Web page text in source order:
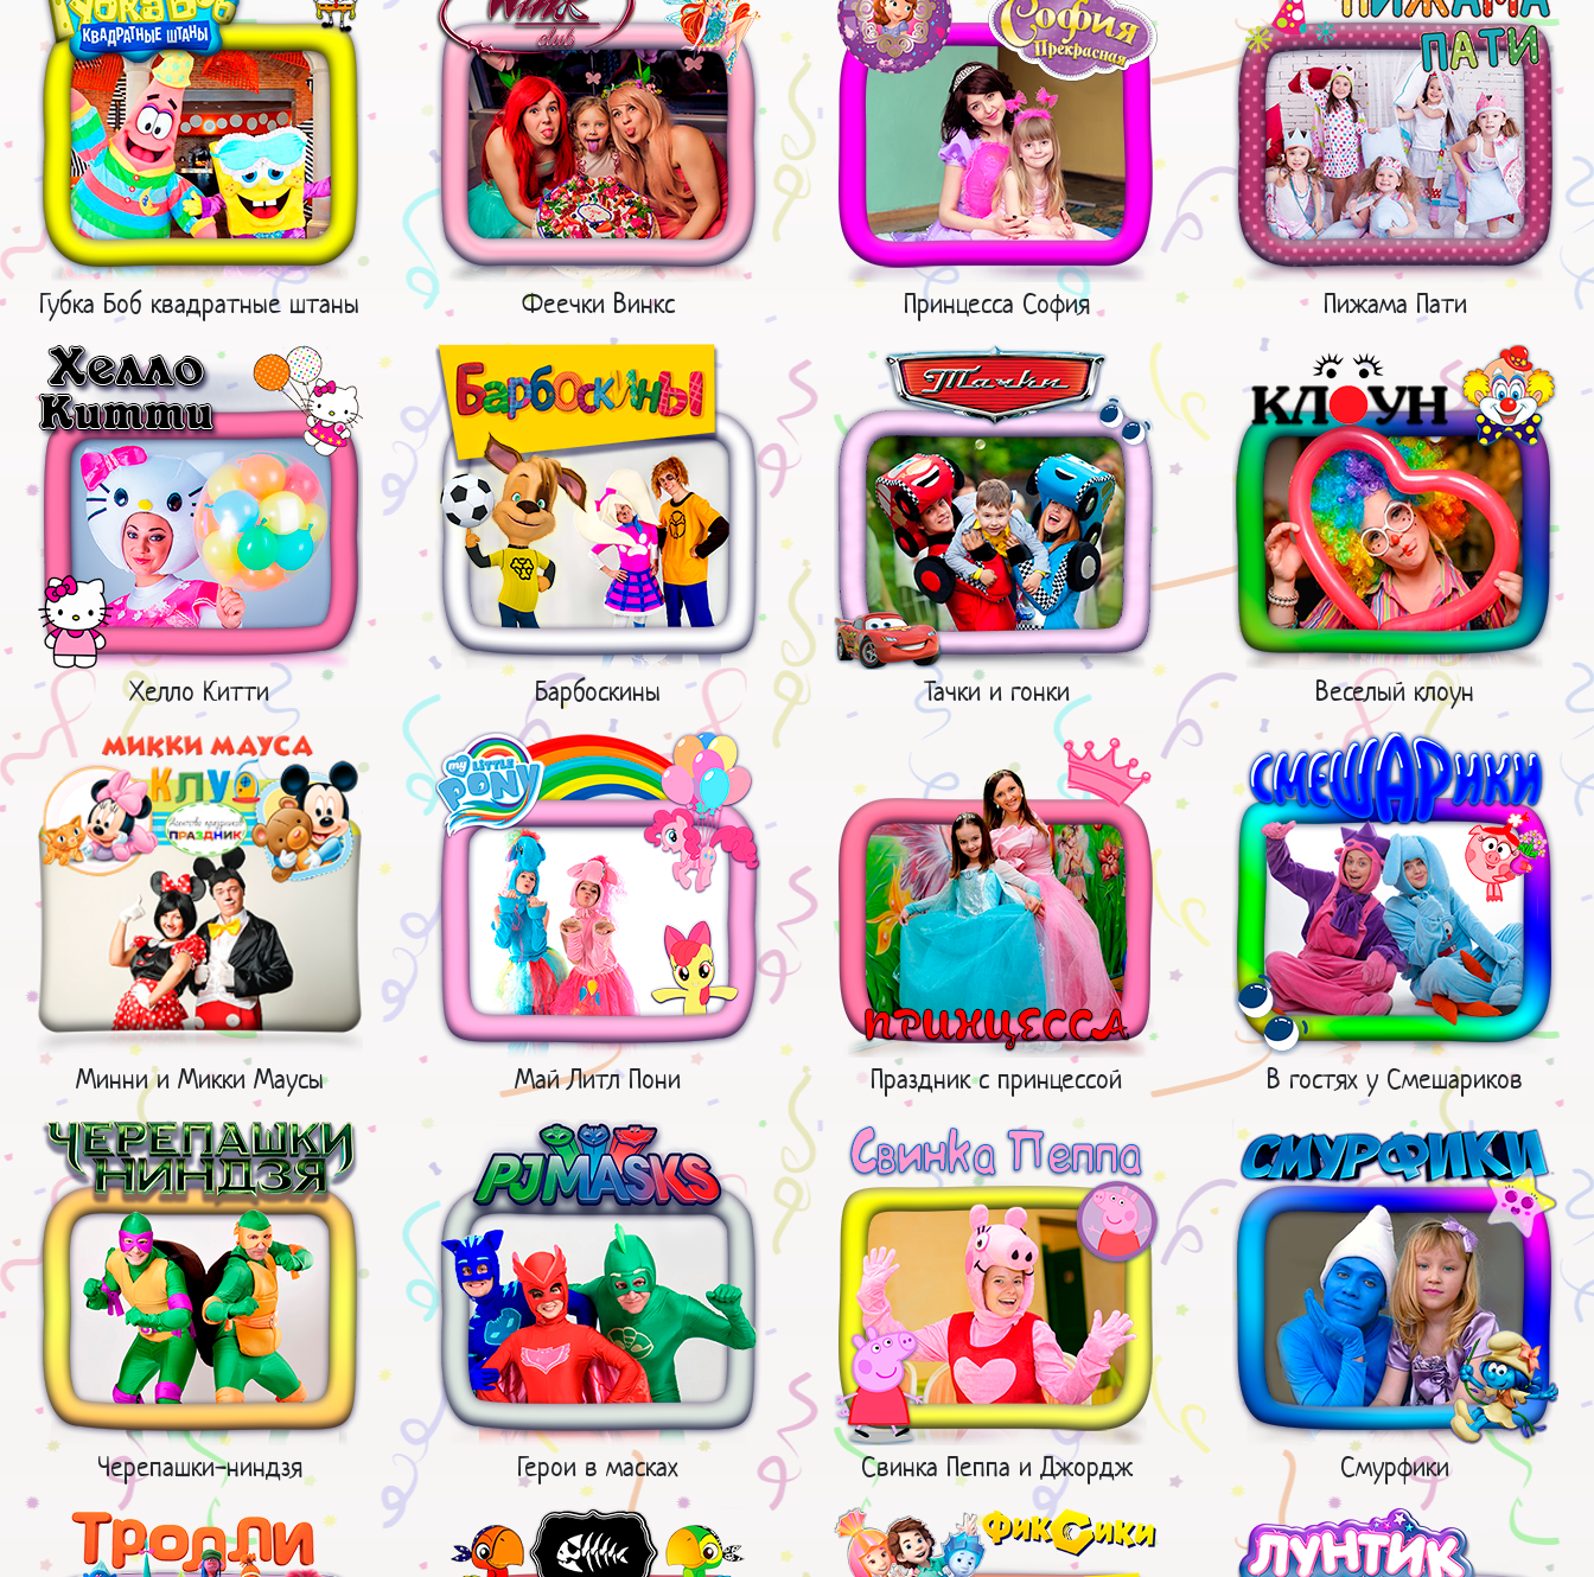
Губка Боб квадратные штаны Феечки Винкс Принцесса София Пижама Пати
Хелло Китти Барбоскины Тачки и гонки Веселый клоун
Минни и Микки Маусы Май Литл Пони Праздник с принцессой В гостях у Смешариков
Черепашки-ниндзя Герои в масках Свинка Пеппа и Джордж Смурфики